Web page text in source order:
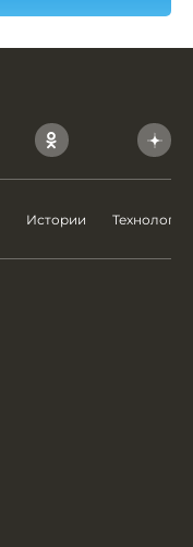
Истории Технологии